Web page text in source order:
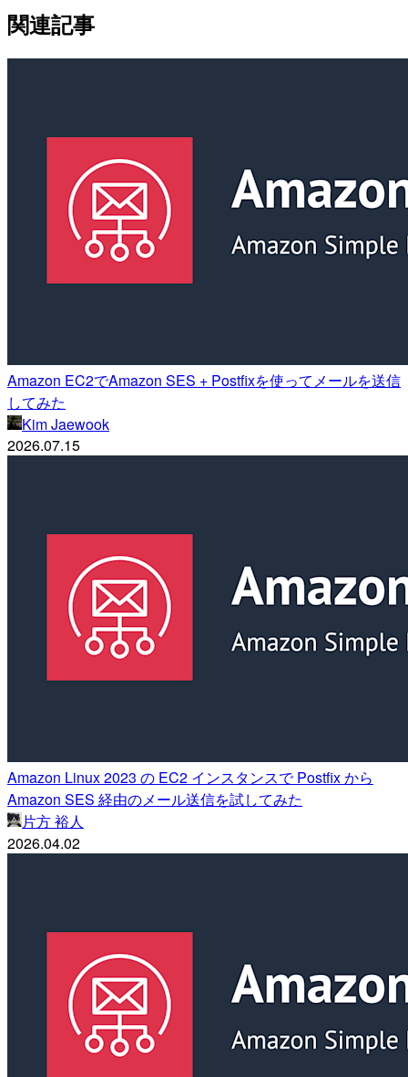
関連記事
Amazon EC2でAmazon SES + Postfixを使ってメールを送信
してみた
Kim Jaewook
2026.07.15
Amazon Linux 2023 の EC2 インスタンスで Postfix から
Amazon SES 経由のメール送信を試してみた
片方 裕人
2026.04.02